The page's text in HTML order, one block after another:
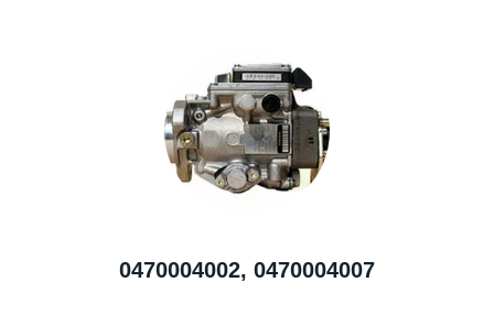
0470004002, 0470004007